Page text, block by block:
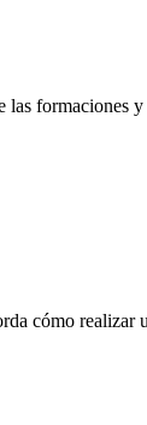
formaciones
cómo